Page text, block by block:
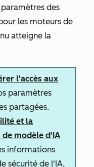
des
les moteurs de
atteigne la
l'accès aux
paramètres
partagées.
et la
de modèle d'IA
informations
sécurité de l'IA,